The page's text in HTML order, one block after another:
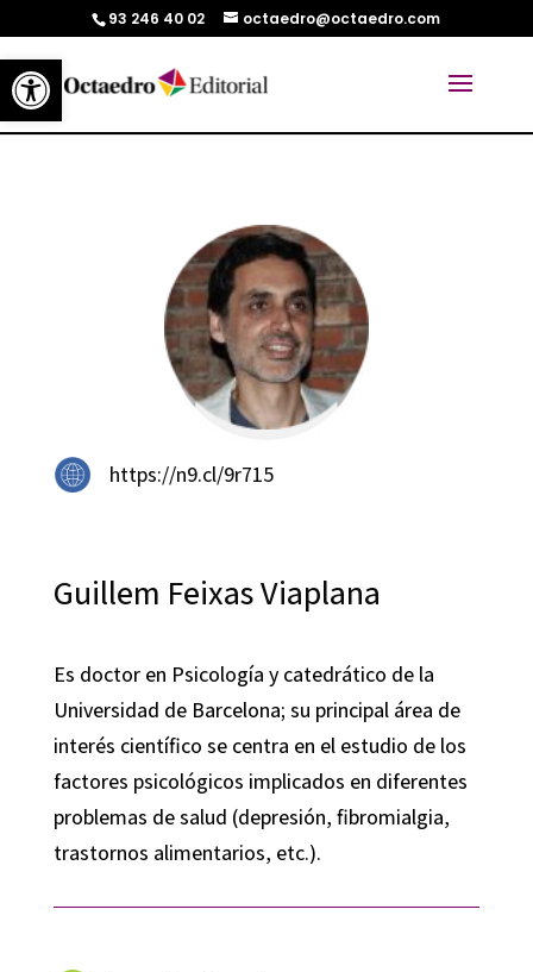
Abrir barra de herramientas
93 246 40 02 octaedro@octaedro.com
https://n9.cl/9r715
Guillem Feixas Viaplana
Es doctor en Psicología y catedrático de la
Universidad de Barcelona; su principal área de
interés científico se centra en el estudio de los
factores psicológicos implicados en diferentes
problemas de salud (depresión, fibromialgia,
trastornos alimentarios, etc.).